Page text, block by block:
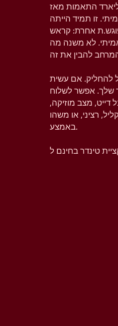
בעולם וזמינה ב–190 מדינות, עם יותר מ–55 מיליארד התאמות מאז
זו תמיד הייתה
אחרת: קראש
לא משנה מה
להחליק. אם עשית
שלך. אפשר לשלוח
דייט, מצב מוזיקה,
רציני, או משהו
באמצע.